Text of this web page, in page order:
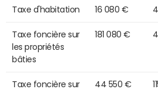
Taxe d'habitation 16 080 €
Taxe foncière sur
les propriétés
bâties
181 080 €
Taxe foncière sur
44 550 €